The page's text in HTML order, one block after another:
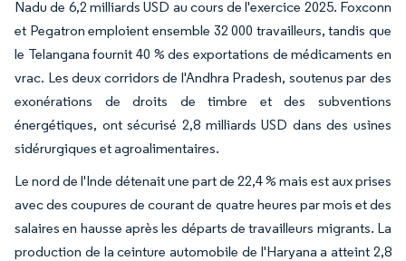
Nadu de 6,2 milliards USD au cours de l'exercice 2025. Foxconn
et Pegatron emploient ensemble 32 000 travailleurs, tandis que
le Telangana fournit 40 % des exportations de médicaments en
vrac. Les deux corridors de l'Andhra Pradesh, soutenus par des
exonérations de droits de timbre et des subventions
énergétiques, ont sécurisé 2,8 milliards USD dans des usines
sidérurgiques et agroalimentaires.
Le nord de l'Inde détenait une part de 22,4 % mais est aux prises
avec des coupures de courant de quatre heures par mois et des
salaires en hausse après les départs de travailleurs migrants. La
production de la ceinture automobile de l'Haryana a atteint 2,8